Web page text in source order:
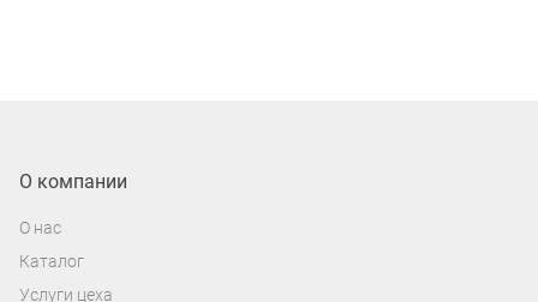
О компании
О нас
Каталог
Услуги цеха